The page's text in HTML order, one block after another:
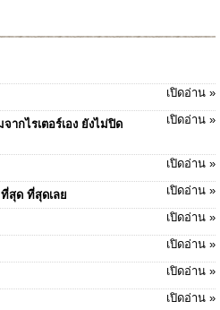
เปิดอ่าน »
กไรเตอร์เอง ยังไม่ปิด
เปิดอ่าน »
เปิดอ่าน »
สุด ที่สุดเลย เปิดอ่าน »
เปิดอ่าน »
เปิดอ่าน »
เปิดอ่าน »
เปิดอ่าน »